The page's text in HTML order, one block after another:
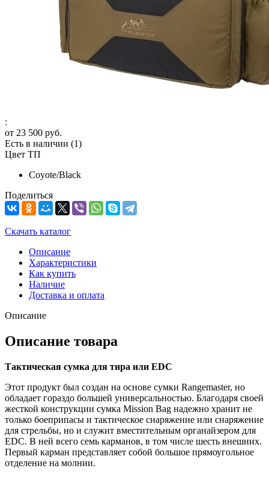
:
от 23 500 руб.
Есть в наличии (1)
Цвет ТП
Coyote/Black
Поделиться
Скачать каталог
Описание
Характеристики
Как купить
Наличие
Доставка и оплата
Описание
Описание товара
Тактическая сумка для тира или EDC
Этот продукт был создан на основе сумки Rangemaster, но
обладает гораздо большей универсальностью. Благодаря своей
жесткой конструкции сумка Mission Bag надежно хранит не
только боеприпасы и тактическое снаряжение или снаряжение
для стрельбы, но и служит вместительным органайзером для
EDC. В ней всего семь карманов, в том числе шесть внешних.
Первый карман представляет собой большое прямоугольное
отделение на молнии.